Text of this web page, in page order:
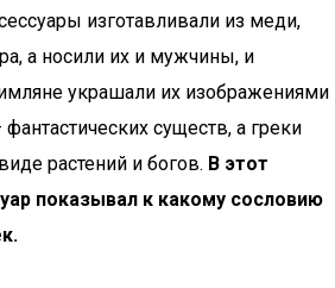
изготавливали из меди,
а носили их и мужчины, и
украшали их изображениями
существ, а греки
растений и богов. В этот
показывал к какому сословию